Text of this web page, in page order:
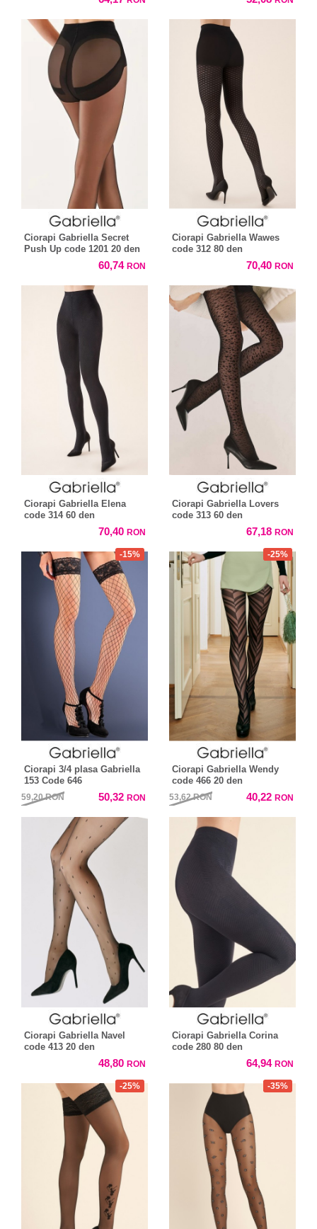
Ciorapi Gabriella Secret
Push Up code 1201 20 den
60,74 RON
Ciorapi Gabriella Wawes
code 312 80 den
70,40 RON
Ciorapi Gabriella Elena
code 314 60 den
70,40 RON
Ciorapi Gabriella Lovers
code 313 60 den
67,18 RON
-15%
Ciorapi 3/4 plasa Gabriella
153 Code 646
59,20RON 50,32 RON
-25%
Ciorapi Gabriella Wendy
code 466 20 den
53,62RON 40,22 RON
Ciorapi Gabriella Navel
code 413 20 den
48,80 RON
Ciorapi Gabriella Corina
code 280 80 den
64,94 RON
-25% -35%